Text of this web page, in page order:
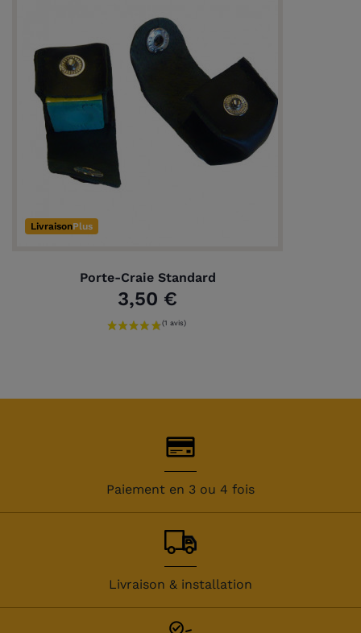
LivraisonPlus
Porte-Craie Standard
3,50 €
Paiement en 3 ou 4 fois
Livraison & installation